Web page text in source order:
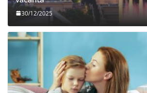
30/12/2025